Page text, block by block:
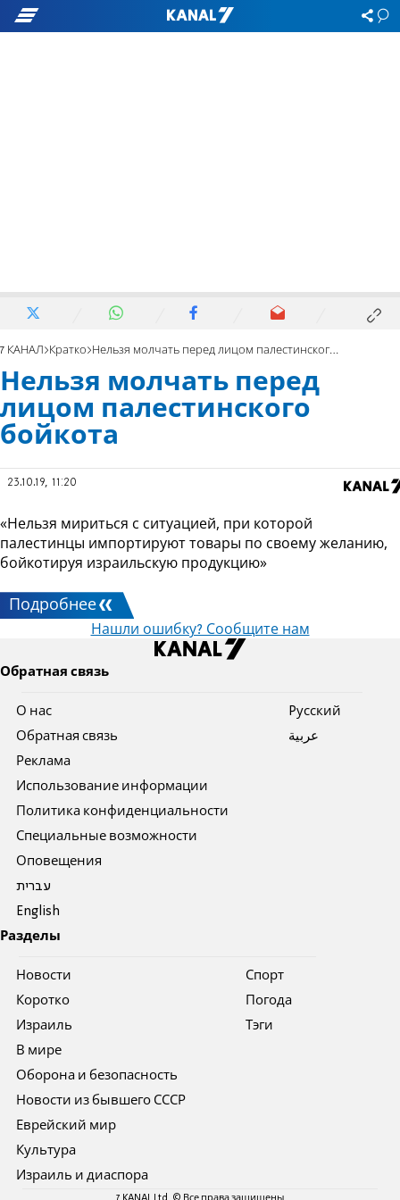
7 КАНАЛ Кратко Нельзя молчать перед лицом палестинского бойкота
Нельзя молчать перед
лицом палестинского
бойкота
23.10.19, 11:20
«Нельзя мириться с ситуацией, при которой
палестинцы импортируют товары по своему желанию,
бойкотируя израильскую продукцию»
Подробнее
Нашли ошибку? Сообщите нам
Обратная связь
О нас
Обратная связь
Реклама
Использование информации
Политика конфиденциальности
Специальные возможности
Оповещения
עברית
English
Pусский
عربية
Разделы
Новости
Коротко
Израиль
В мире
Оборона и безопасность
Новости из бывшего СССР
Еврейский мир
Культура
Израиль и диаспора
Спорт
Погода
Тэги